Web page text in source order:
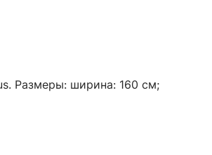
Размеры: ширина: 160 см;